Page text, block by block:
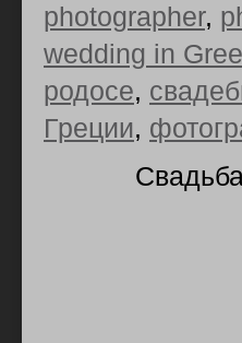
photographer,
wedding in
родосе,
Греции,